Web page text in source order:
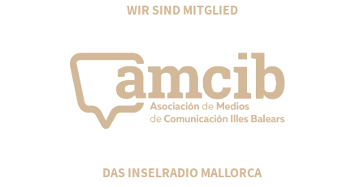
WIR SIND MITGLIED
DAS INSELRADIO MALLORCA